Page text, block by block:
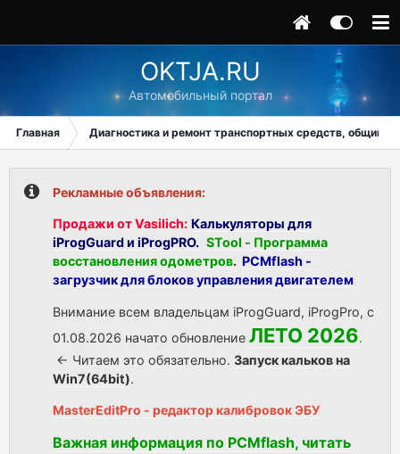
OKTJA.RU
Автомобильный портал
Главная Диагностика и ремонт транспортных средств, общий
Рекламные объявления:
Продажи от Vasilich: Калькуляторы для
iProgGuard и iProgPRO. STool - Программа
восстановления одометров. PCMflash -
загрузчик для блоков управления двигателем
Внимание всем владельцам iProgGuard, iProgPro, с
01.08.2026 начато обновление ЛЕТО 2026.
<- Читаем это обязательно. Запуск кальков на
Win7(64bit).
MasterEditPro - редактор калибровок ЭБУ
Важная информация по PCMflash, читать